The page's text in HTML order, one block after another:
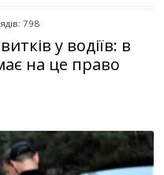
798
у водіїв: в
на це право